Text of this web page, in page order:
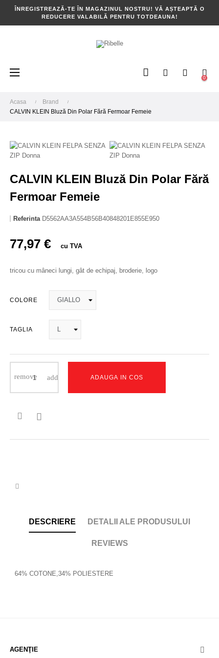
ÎNREGISTREAZĂ-TE ÎN MAGAZINUL NOSTRU! VĂ AȘTEAPTĂ O
REDUCERE VALABILĂ PENTRU TOTDEAUNA!
Toggle
☰ 0
Acasa
Brand
CALVIN KLEIN Bluză Din Polar Fără Fermoar Femeie
CALVIN KLEIN Bluză Din Polar Fără
Fermoar Femeie
Referinta D5562AA3A554B56B40848201E855E950
77,97 € cu TVA
tricou cu mâneci lungi, gât de echipaj, broderie, logo
COLORE
TAGLIA
ADAUGA IN COS

DESCRIERE DETALII ALE PRODUSULUI
REVIEWS
64% COTONE,34% POLIESTERE
AGENŢIE 